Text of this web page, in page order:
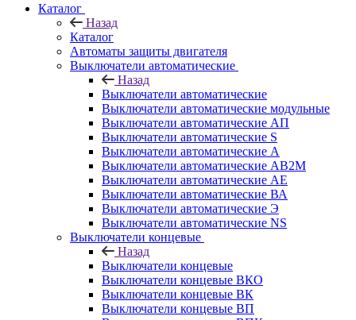
Каталог
Назад
Каталог
Автоматы защиты двигателя
Выключатели автоматические
Назад
Выключатели автоматические
Выключатели автоматические модульные
Выключатели автоматические АП
Выключатели автоматические S
Выключатели автоматические А
Выключатели автоматические АВ2М
Выключатели автоматические АЕ
Выключатели автоматические ВА
Выключатели автоматические Э
Выключатели автоматические NS
Выключатели концевые
Назад
Выключатели концевые
Выключатели концевые ВКО
Выключатели концевые ВК
Выключатели концевые ВП